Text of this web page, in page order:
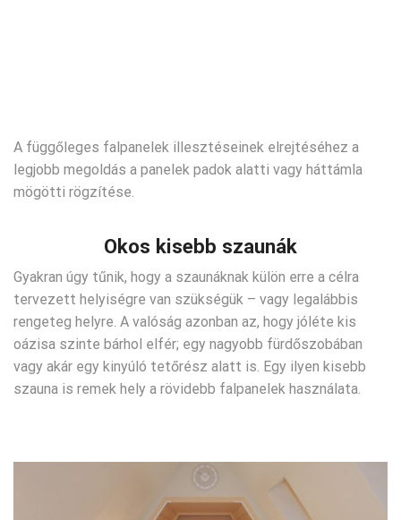
A függőleges falpanelek illesztéseinek elrejtéséhez a
legjobb megoldás a panelek padok alatti vagy háttámla
mögötti rögzítése.
Okos kisebb szaunák
Gyakran úgy tűnik, hogy a szaunáknak külön erre a célra
tervezett helyiségre van szükségük – vagy legalábbis
rengeteg helyre. A valóság azonban az, hogy jóléte kis
oázisa szinte bárhol elfér; egy nagyobb fürdőszobában
vagy akár egy kinyúló tetőrész alatt is. Egy ilyen kisebb
szauna is remek hely a rövidebb falpanelek használata.